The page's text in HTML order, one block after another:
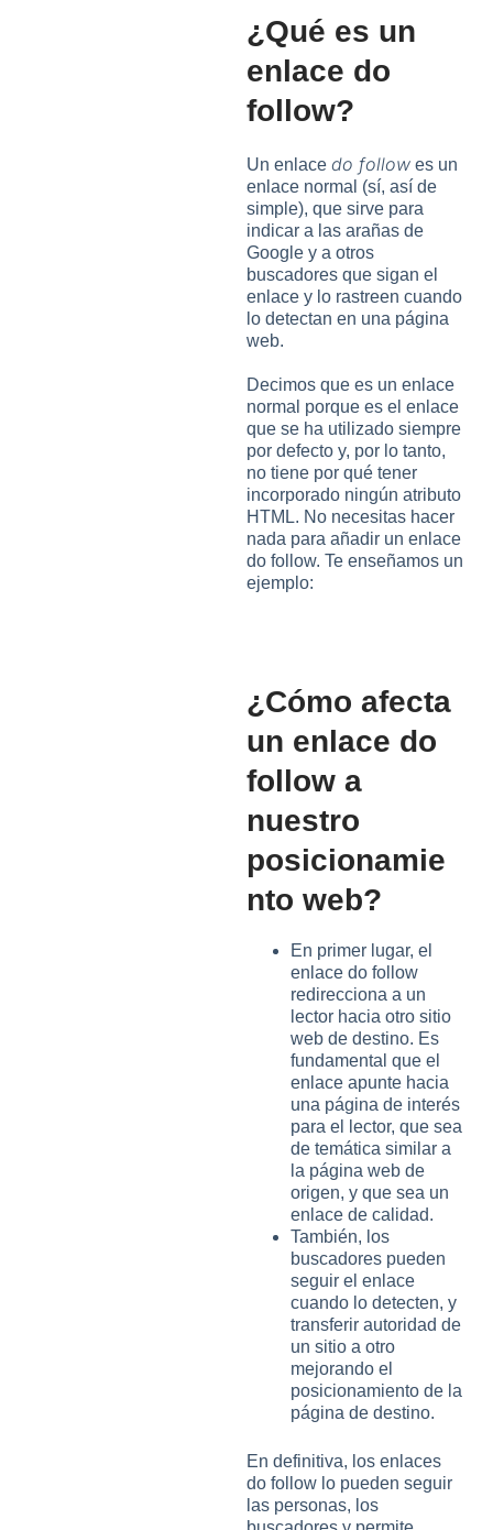
¿Qué es un
enlace do
follow?
Un enlace do followes un
enlace normal (sí, así de
simple), que sirve para
indicar a las arañas de
Google y a otros
buscadores que sigan el
enlace y lo rastreen cuando
lo detectan en una página
web.
Decimos que es un enlace
normal porque es el enlace
que se ha utilizado siempre
por defecto y, por lo tanto,
no tiene por qué tener
incorporado ningún atributo
HTML. No necesitas hacer
nada para añadir un enlace
do follow. Te enseñamos un
ejemplo:
¿Cómo afecta
un enlace do
follow a
nuestro
posicionamie
nto web?
En primer lugar, el
enlace do follow
redirecciona a un
lector hacia otro sitio
web de destino. Es
fundamental que el
enlace apunte hacia
una página de interés
para el lector, que sea
de temática similar a
la página web de
origen, y que sea un
enlace de calidad.
También, los
buscadores pueden
seguir el enlace
cuando lo detecten, y
transferir autoridad de
un sitio a otro
mejorando el
posicionamiento de la
página de destino.
En definitiva, los enlaces
do follow lo pueden seguir
las personas, los